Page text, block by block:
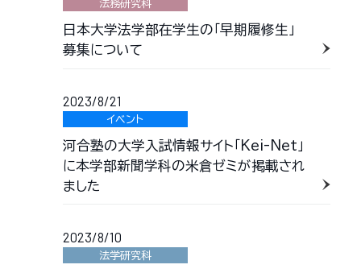
法務研究科
日本大学法学部在学生の「早期履修生」
募集について
2023/8/21
イベント
河合塾の大学入試情報サイト「Kei-Net」
に本学部新聞学科の米倉ゼミが掲載され
ました
2023/8/10
法学研究科